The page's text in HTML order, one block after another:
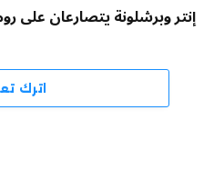
إنتر وبرشلونة يتصارعان على
اترك